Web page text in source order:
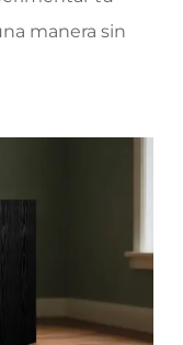
manera sin